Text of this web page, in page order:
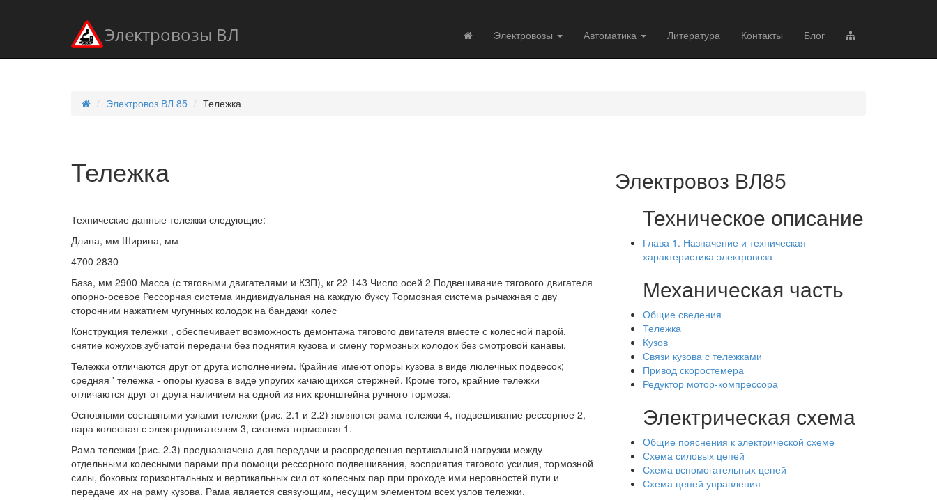
Электровозы ВЛ Электровозы Автоматика Литература Контакты Блог
Электровоз ВЛ 85 Тележка
Тележка
Технические данные тележки следующие:
Длина, мм Ширина, мм
4700 2830
База, мм 2900 Масса (с тяговыми двигателями и КЗП), кг 22 143 Число осей 2 Подвешивание тягового двигателя
опорно-осевое Рессорная система индивидуальная на каждую буксу Тормозная система рычажная с дву
сторонним нажатием чугунных колодок на бандажи колес
Конструкция тележки , обеспечивает возможность демонтажа тягового двигателя вместе с колесной парой,
снятие кожухов зубчатой передачи без поднятия кузова и смену тормозных колодок без смотровой канавы.
Тележки отличаются друг от друга исполнением. Крайние имеют опоры кузова в виде люлечных подвесок;
средняя ' тележка - опоры кузова в виде упругих качающихся стержней. Кроме того, крайние тележки
отличаются друг от друга наличием на одной из них кронштейна ручного тормоза.
Основными составными узлами тележки (рис. 2.1 и 2.2) являются рама тележки 4, подвешивание рессорное 2,
пара колесная с электродвигателем 3, система тормозная 1.
Рама тележки (рис. 2.3) предназначена для передачи и распределения вертикальной нагрузки между
отдельными колесными парами при помощи рессорного подвешивания, восприятия тягового усилия, тормозной
силы, боковых горизонтальных и вертикальных сил от колесных пар при проходе ими неровностей пути и
передаче их на раму кузова. Рама является связующим, несущим элементом всех узлов тележки.
Электровоз ВЛ85
Техническое описание
Глава 1. Назначение и техническая
характеристика электровоза
Механическая часть
Общие сведения
Тележка
Кузов
Связи кузова с тележками
Привод скоростемера
Редуктор мотор-компрессора
Электрическая схема
Общие пояснения к электрической схеме
Схема силовых цепей
Схема вспомогательных цепей
Схема цепей управления